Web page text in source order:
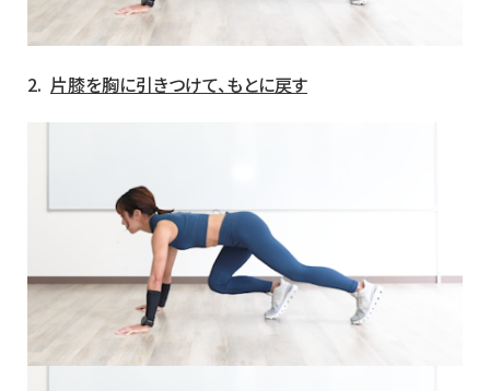
2. 片膝を胸に引きつけて、もとに戻す